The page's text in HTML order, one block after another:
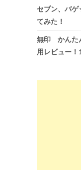
セブン、バ
てみた！
無印 かんた
用レビュー！